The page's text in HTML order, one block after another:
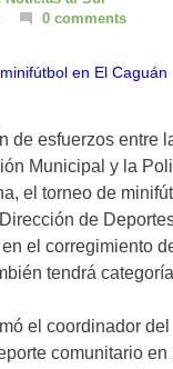
0 comments
de esfuerzos entre
Municipal y la
el torneo de
de
el corregimiento
tendrá
el coordinador del
comunitario en